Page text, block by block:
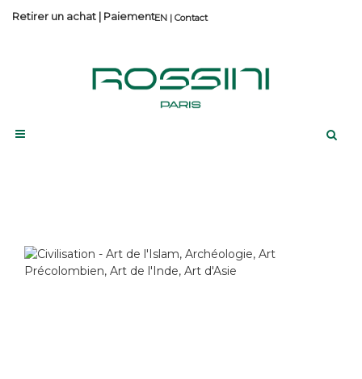
Contact
Retirer un achat | Paiement